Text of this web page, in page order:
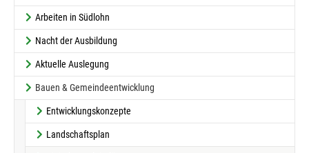
Arbeiten in Südlohn
Nacht der Ausbildung
Aktuelle Auslegung
Bauen & Gemeindeentwicklung
Entwicklungskonzepte
Landschaftsplan